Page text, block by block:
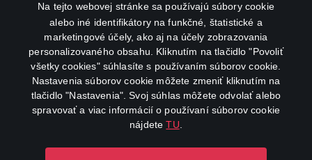
Na tejto webovej stránke sa používajú súbory cookie
alebo iné identifikátory na funkčné, štatistické a
marketingové účely, ako aj na účely zobrazovania
personalizovaného obsahu. Kliknutím na tlačidlo "Povoliť
všetky cookies" súhlasíte s používaním súborov cookie.
Nastavenia súborov cookie môžete zmeniť kliknutím na
tlačidlo "Nastavenia". Svoj súhlas môžete odvolať alebo
spravovať a viac informácií o používaní súborov cookie
nájdeteTU
O aplikácii Canal+